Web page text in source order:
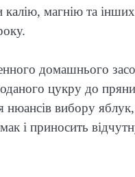
калію, магнію та інших
домашнього
цукру до
нюансів вибору яблук,
і приносить